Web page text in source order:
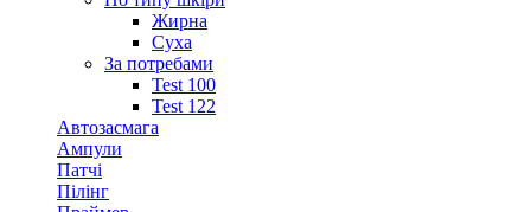
Жирна
Суха
За потребами
Test 100
Test 122
Автозасмага
Ампули
Патчі
Пілінг